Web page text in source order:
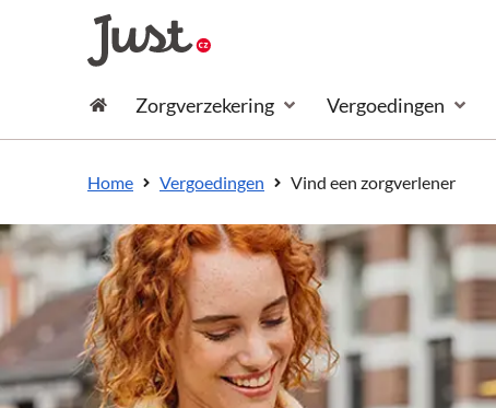
de inhoud
het eindeConsument
Zorgverzekering Vergoedingen
Home Vergoedingen Vind een zorgverlener